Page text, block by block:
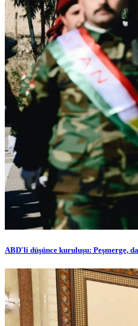
ABD'li düşünce kuruluşu: Peşmerge,